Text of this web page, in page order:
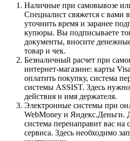
Наличные при самовывозе
Специалист свяжется с вами
уточнить время и заранее
купюры. Вы подписываете
документы, вносите
товар и чек.
Безналичный расчет при
интернет-магазине: карты
оплатить покупку, система
системы ASSIST. Здесь
действия и имя держателя.
Электронные системы при
WebMoney и Яндекс.Деньги.
система перенаправит вас на
сервиса. Здесь необходимо